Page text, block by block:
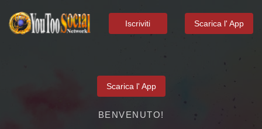
Iscriviti Scarica l' App
Scarica l' App
BENVENUTO!